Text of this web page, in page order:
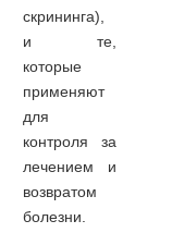
скрининга),
и те,
которые
применяют
для
контроля за
лечением и
возвратом
болезни.